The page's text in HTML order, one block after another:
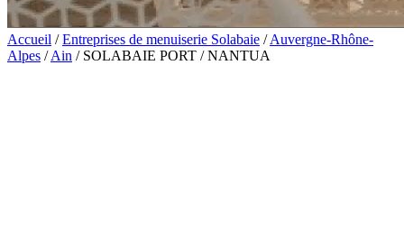
Accueil /Entreprises de menuiserie Solabaie /Auvergne-Rhône-
Alpes /Ain / SOLABAIE PORT / NANTUA